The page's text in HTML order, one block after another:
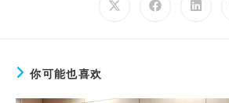
你可能也喜欢